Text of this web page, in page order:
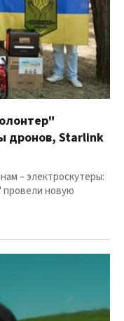
дронов, Starlink
– электроскутеры:
новую